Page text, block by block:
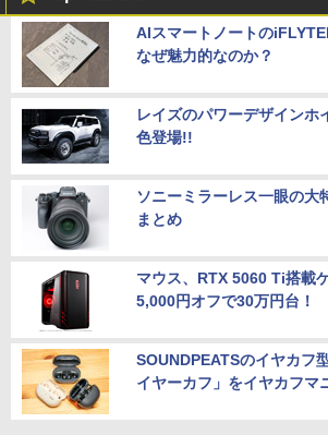
AIスマートノートの
なぜ魅力的なのか？
レイズのパワーデザインホ
色登場!!
ソニーミラーレス一眼の大
まとめ
マウス、RTX 5060 Ti搭載
5,000円オフで30万円台！
SOUNDPEATSのイヤカフ
イヤーカフ」をイヤカフマ